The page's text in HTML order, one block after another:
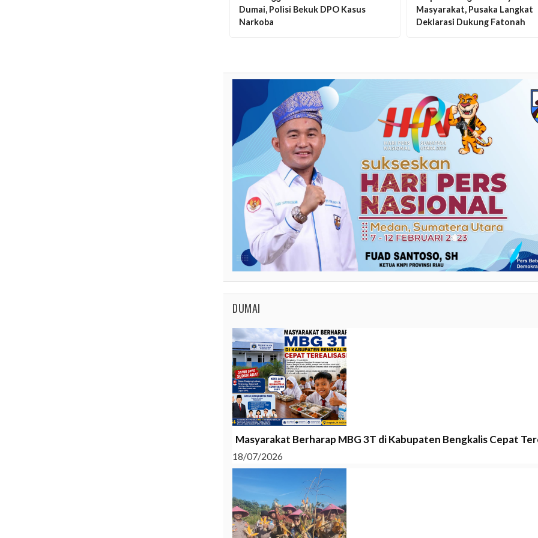
Dumai, Polisi Bekuk DPO Kasus
Narkoba
Masyarakat, Pusaka Langkat
Deklarasi Dukung Fatonah
DUMAI
Masyarakat Berharap MBG 3T di Kabupaten Bengkalis Cepat
18/07/2026